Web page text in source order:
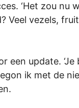
‘Het zou nu
Veel vezels,
een update. ‘Je
ik met de